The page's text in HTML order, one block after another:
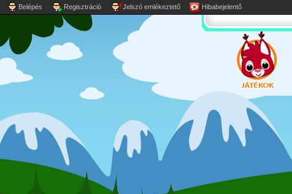
Belépés Regisztráció Jelszó emlékeztető Hibabejelentő